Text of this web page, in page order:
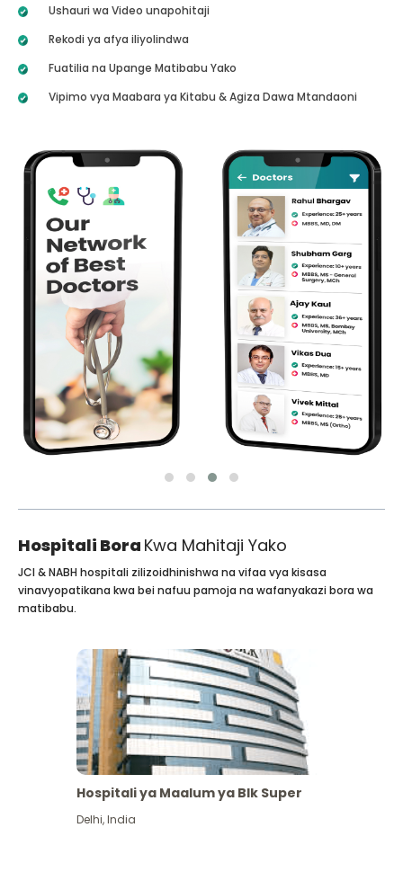
Ushauri wa Video unapohitaji
Rekodi ya afya iliyolindwa
Fuatilia na Upange Matibabu Yako
Vipimo vya Maabara ya Kitabu & Agiza Dawa Mtandaoni
Hospitali Bora Kwa Mahitaji Yako
JCI & NABH hospitali zilizoidhinishwa na vifaa vya kisasa
vinavyopatikana kwa bei nafuu pamoja na wafanyakazi bora wa
matibabu.
Hospitali ya Maalum ya Blk Super
Delhi,India